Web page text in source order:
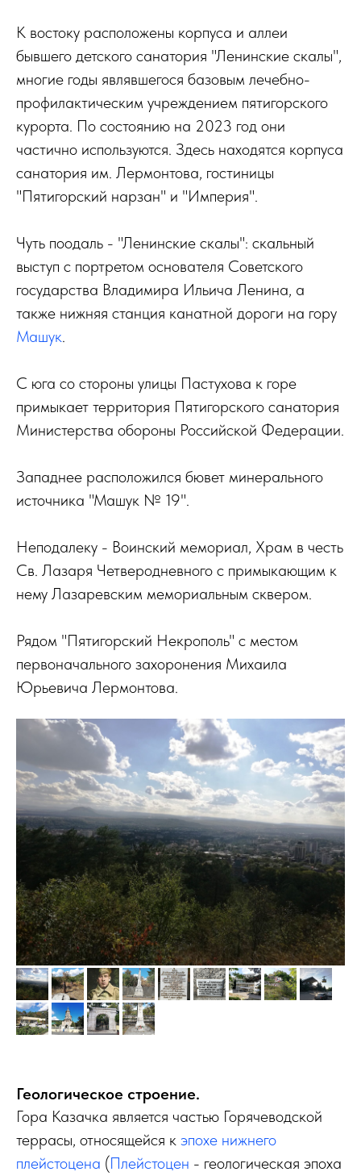
К востоку расположены корпуса и аллеи
бывшего детского санатория "Ленинские скалы",
многие годы являвшегося базовым лечебно-
профилактическим учреждением пятигорского
курорта. По состоянию на 2023 год они
частично используются. Здесь находятся корпуса
санатория им. Лермонтова, гостиницы
"Пятигорский нарзан" и "Империя".
Чуть поодаль - "Ленинские скалы": скальный
выступ с портретом основателя Советского
государства Владимира Ильича Ленина, а
также нижняя станция канатной дороги на гору
Машук.
С юга со стороны улицы Пастухова к горе
примыкает территория Пятигорского санатория
Министерства обороны Российской Федерации.
Западнее расположился бювет минерального
источника "Машук № 19".
Неподалеку - Воинский мемориал, Храм в честь
Св. Лазаря Четверодневного с примыкающим к
нему Лазаревским мемориальным сквером.
Рядом "Пятигорский Некрополь" с местом
первоначального захоронения Михаила
Юрьевича Лермонтова.
Геологическое строение.
Гора Казачка является частью Горячеводской
террасы, относящейся к эпохе нижнего
плейстоцена (Плейстоцен - геологическая эпоха